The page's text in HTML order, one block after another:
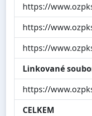
https://
https://
https://
Linkované
https://
CELKEM